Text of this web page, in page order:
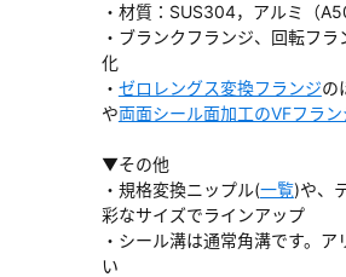
・材質：SUS304，アルミ（
・ブランクフランジ、回転フ
化
・ ゼロレングス変換フランジの
や両面シール面加工のVFフラン
▼その他
・規格変換ニップル(一覧)や、
彩なサイズでラインアップ
・シール溝は通常角溝です。
い
かる場合があります。